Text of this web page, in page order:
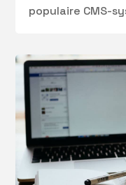
populaire CMS-